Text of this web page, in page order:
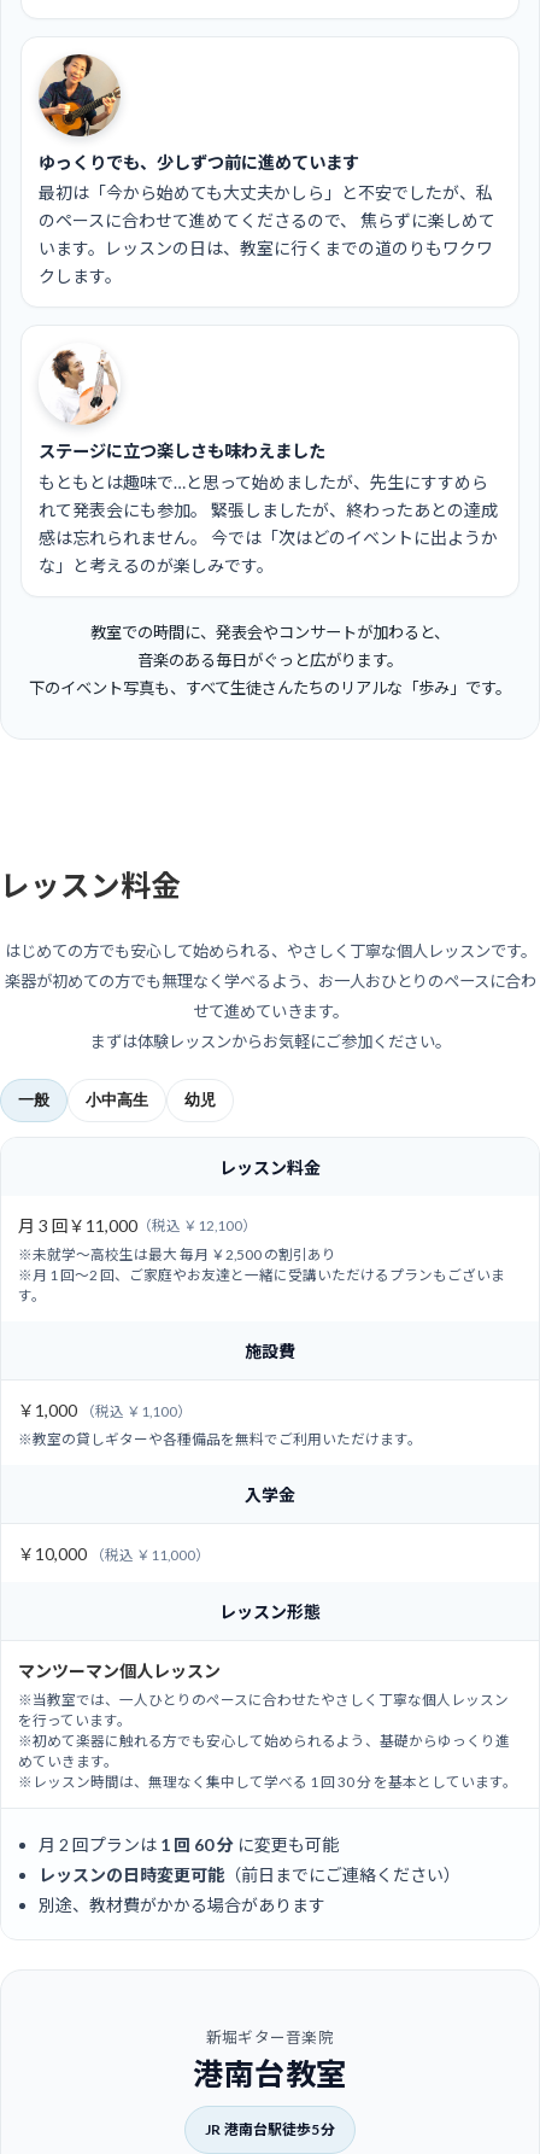
ゆっくりでも、少しずつ前に進めています
最初は「今から始めても大丈夫かしら」と不安でしたが、私
のペースに合わせて進めてくださるので、 焦らずに楽しめて
います。レッスンの日は、教室に行くまでの道のりもワクワ
クします。
ステージに立つ楽しさも味わえました
もともとは趣味で…と思って始めましたが、先生にすすめら
れて発表会にも参加。 緊張しましたが、終わったあとの達成
感は忘れられません。 今では「次はどのイベントに出ようか
な」と考えるのが楽しみです。
教室での時間に、発表会やコンサートが加わると、
音楽のある毎日がぐっと広がります。
下のイベント写真も、すべて生徒さんたちのリアルな「歩み」です。
写真では伝えきれないワクワクを、
ぜひ体験しに来てください。
レッスン料金
はじめての方でも安心して始められる、やさしく丁寧な個人レッスンです。
楽器が初めての方でも無理なく学べるよう、お一人おひとりのペースに合わ
せて進めていきます。
まずは体験レッスンからお気軽にご参加ください。
一般 小中高生 幼児
レッスン料金
月 3 回￥11,000 （税込 ￥12,100）
※未就学～高校生は最大 毎月 ￥2,500 の割引あり
※月 1 回～2 回、ご家庭やお友達と一緒に受講いただけるプランもございま
す。
施設費
￥1,000
（税込 ￥1,100）
※教室の貸しギターや各種備品を無料でご利用いただけます。
入学金
￥10,000 （税込 ￥11,000）
レッスン形態
マンツーマン個人レッスン
※当教室では、一人ひとりのペースに合わせたやさしく丁寧な個人レッスン
を行っています。
※初めて楽器に触れる方でも安心して始められるよう、基礎からゆっくり進
めていきます。
※レッスン時間は、無理なく集中して学べる 1 回 30 分 を基本としています。
月 2 回プランは 1 回 60 分に変更も可能
レッスンの日時変更可能（前日までにご連絡ください）
別途、教材費がかかる場合があります
新堀ギター音楽院
港南台教室
JR 港南台駅徒歩5分